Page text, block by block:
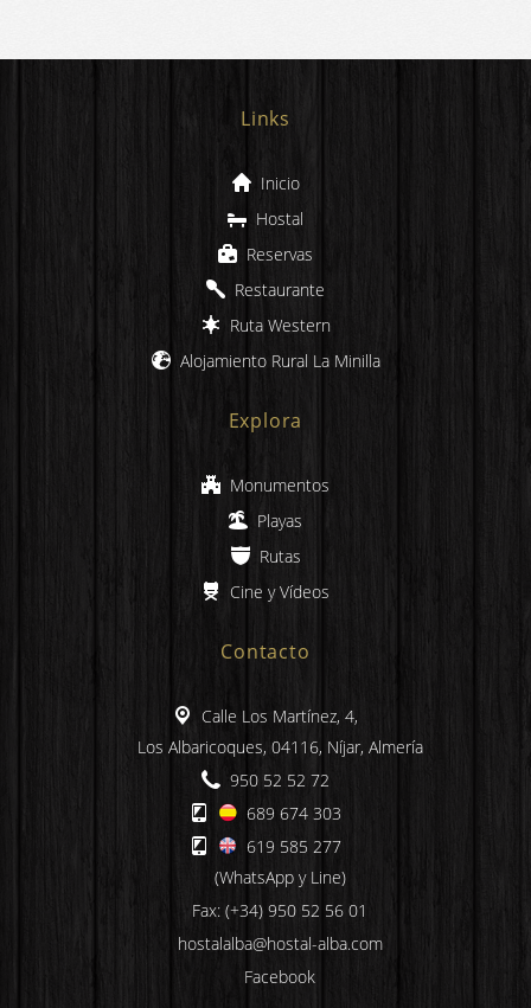
Links
Inicio
Hostal
Reservas
Restaurante
Ruta Western
Alojamiento Rural La Minilla
Explora
Monumentos
Playas
Rutas
Cine y Vídeos
Contacto
Calle Los Martínez, 4,
Los Albaricoques, 04116, Níjar, Almería
950 52 52 72
689 674 303
619 585 277
(WhatsApp y Line)
Fax: (+34) 950 52 56 01
hostalalba@hostal-alba.com
Facebook